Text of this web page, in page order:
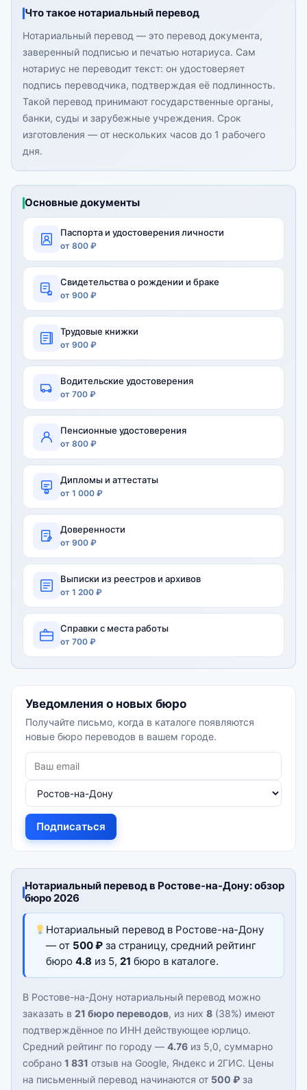
Что такое нотариальный перевод
Нотариальный перевод — это перевод документа,
заверенный подписью и печатью нотариуса. Сам
нотариус не переводит текст: он удостоверяет
подпись переводчика, подтверждая её подлинность.
Такой перевод принимают государственные органы,
банки, суды и зарубежные учреждения. Срок
изготовления — от нескольких часов до 1 рабочего
дня.
Основные документы
Паспорта и удостоверения личности
от 800 ₽
Свидетельства о рождении и браке
от 900 ₽
Трудовые книжки
от 900 ₽
Водительские удостоверения
от 700 ₽
Пенсионные удостоверения
от 800 ₽
Дипломы и аттестаты
от 1 000 ₽
Доверенности
от 900 ₽
Выписки из реестров и архивов
от 1 200 ₽
Справки с места работы
от 700 ₽
Уведомления о новых бюро
Получайте письмо, когда в каталоге появляются
новые бюро переводов в вашем городе.
Подписаться
Нотариальный перевод в Ростове-на-Дону: обзор
бюро 2026
Нотариальный перевод в Ростове-на-Дону
— от 500 ₽ за страницу, средний рейтинг
бюро4.8 из 5,21 бюро в каталоге.
В Ростове-на-Дону нотариальный перевод можно
заказать в 21 бюро переводов, из них 8 (38%) имеют
подтверждённое по ИНН действующее юрлицо.
Средний рейтинг по городу — 4.76 из 5,0, суммарно
собрано 1 831 отзыв на Google, Яндекс и 2ГИС. Цены
на письменный перевод начинаются от 500 ₽ за